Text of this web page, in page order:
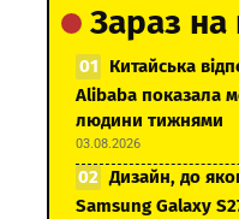
Зараз на
Китайська
Alibaba показала
людини тижнями
03.08.2026
Дизайн, до
Samsung Galaxy